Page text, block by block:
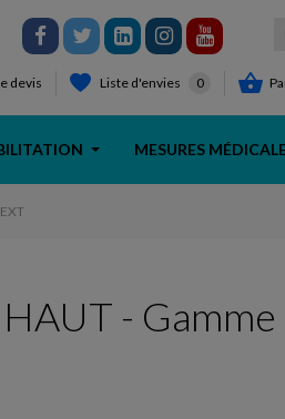
devis Liste d'envies 0 
MESURES
HAUT -